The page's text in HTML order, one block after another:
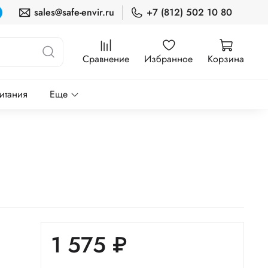
sales@safe-envir.ru +7 (812) 502 10 80
Сравнение Избранное Корзина
Еще
1 575 ₽